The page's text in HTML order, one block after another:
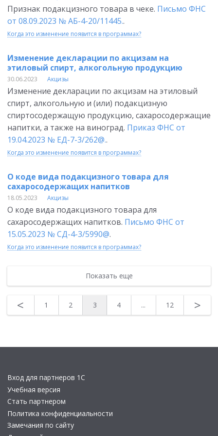
Признак подакцизного товара в чеке. Письмо ФНС
от 08.09.2023 № АБ-4-20/11445..
Когда это изменение появится в программах?
Изменение декларации по акцизам на
этиловый спирт, алкогольную продукцию
30.06.2023 Акцизы
Изменение декларации по акцизам на этиловый
спирт, алкогольную и (или) подакцизную
спиртосодержащую продукцию, сахаросодержащие
напитки, а также на виноград. Приказ ФНС от
19.04.2023 № ЕД-7-3/262@..
Когда это изменение появится в программах?
О коде вида подакцизного товара для
сахаросодержащих напитков
18.05.2023 Акцизы
О коде вида подакцизного товара для
сахаросодержащих напитков. Письмо ФНС от
15.05.2023 № СД-4-3/5990@.
Когда это изменение появится в программах?
Показать еще
< 1 2 3 4 ... 12 >
Вход для партнеров 1С
Учебная версия
Стать партнером
Политика конфиденциальности
Замечания по сайту